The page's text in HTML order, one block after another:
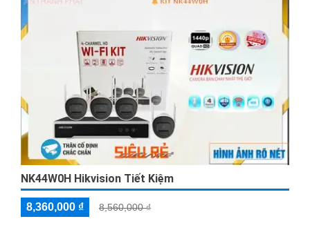
NK44W0H Hikvision Tiết Kiệm
8,360,000 ₫ 8,560,000 ₫